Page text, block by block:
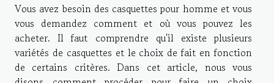
Vous avez besoin des casquettes pour homme et vous
vous demandez comment et où vous pouvez les
acheter. Il faut comprendre qu'il existe plusieurs
variétés de casquettes et le choix de fait en fonction
de certains critères. Dans cet article, nous vous